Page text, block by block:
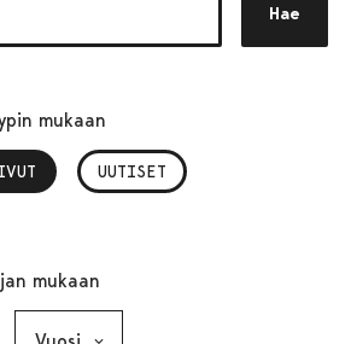
Hae
mukaan
UUTISET
mukaan